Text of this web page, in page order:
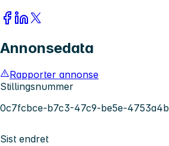
Annonsedata
Rapporter annonse
Stillingsnummer
0c7fcbce-b7c3-47c9-be5e-
Sist endret